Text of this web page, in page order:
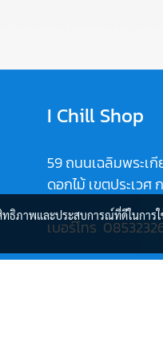
I Chill Shop
59 ถนนเฉลิมพระเกี
ดอกไม้ เขตประเวศ
เบอร์โทร
ธิภาพและประสบการณ์ที่ดีในการ